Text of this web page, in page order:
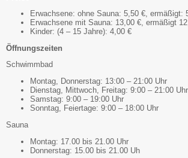
Erwachsene: ohne Sauna: 5,50 €, ermäßigt:
Erwachsene mit Sauna: 13,00 €, ermäßigt
Kinder: (4 – 15 Jahre): 4,00 €
Öffnungszeiten
Schwimmbad
Montag, Donnerstag: 13:00 – 21:00 Uhr
Dienstag, Mittwoch, Freitag: 9:00 – 21:00 Uhr
Samstag: 9:00 – 19:00 Uhr
Sonntag, Feiertage: 9:00 – 18:00 Uhr
Sauna
Montag: 17.00 bis 21.00 Uhr
Donnerstag: 15.00 bis 21.00 Uh